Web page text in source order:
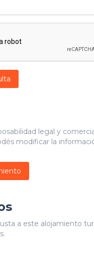
legal y
modificar la
a este alojamiento